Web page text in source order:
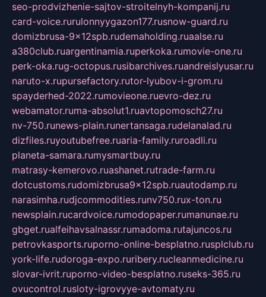
seo-prodvizhenie-sajtov-stroitelnyh-kompanij.ru
card-voice.rurulonnyygazon177.rusnow-guard.ru
domizbrusa-9x12spb.rudemaholding.ruaalse.ru
a380club.ruargentinamia.ruperkoka.rumovie-one.ru
perk-oka.rug-octopus.rusibarchives.ruandreislyusar.ru
naruto-x.rupursefactory.rutor-lyubov-i-grom.ru
spayderhed-2022.rumovieone.ruevro-dez.ru
webamator.ruma-absolut1.ruavtopomosch27.ru
nv-750.runews-plain.runertansaga.rudelanalad.ru
dizfiles.ruyoutubefree.ruaria-family.ruroadli.ru
planeta-samara.rumysmartbuy.ru
matrasy-kemerovo.ruashanet.rutrade-farm.ru
dotcustoms.rudomizbrusa9x12spb.ruautodamp.ru
narasimha.rudjcommodities.runv750.rux-ton.ru
newsplain.rucardvoice.rumodopaper.rumanunae.ru
gbget.rualfeihavsalnassr.rumadoma.rutajuncos.ru
petrovkasports.ruporno-online-besplatno.rusplclub.ru
york-life.rudoroga-expo.ruribery.rucleanmedicine.ru
slovar-ivrit.ruporno-video-besplatno.ruseks-365.ru
ovucontrol.rusloty-igrovyye-avtomaty.ru